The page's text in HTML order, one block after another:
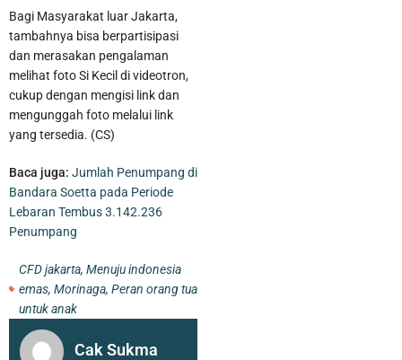
Seskab Teddy Indra Wijaya dan Mensos Syaiful Yusuf Tinjau
Sekolah Rakyat di Curug Tangerang
Bagi Masyarakat luar Jakarta,
tambahnya bisa berpartisipasi
dan merasakan pengalaman
melihat foto Si Kecil di videotron,
cukup dengan mengisi link dan
mengunggah foto melalui link
yang tersedia. (CS)
Baca juga: Jumlah Penumpang di
Bandara Soetta pada Periode
Lebaran Tembus 3.142.236
Penumpang
CFD jakarta,Menuju indonesia
emas,Morinaga,Peran orang tua
untuk anak
Cak Sukma